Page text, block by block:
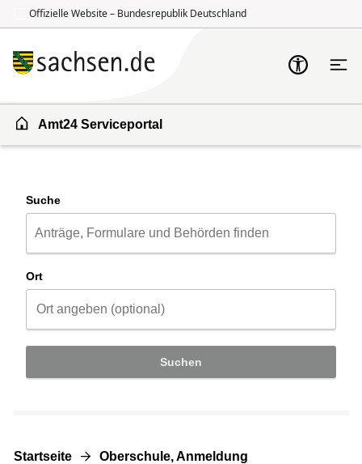
Offizielle Website – Bundesrepublik Deutschland
Amt24 Serviceportal
Suche
Ort
Suchen
Startseite Oberschule, Anmeldung